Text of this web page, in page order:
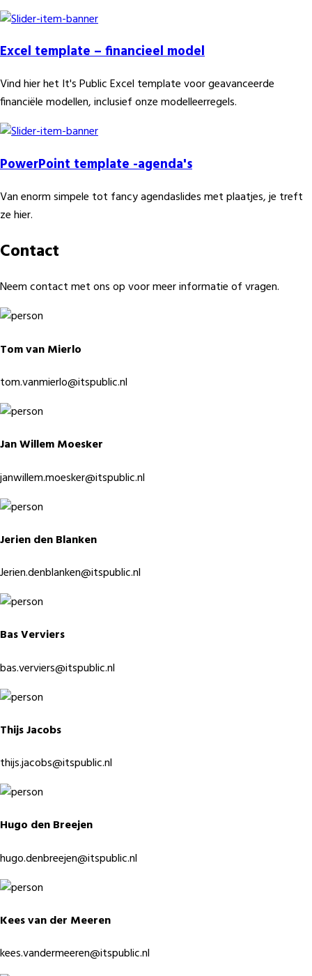
Excel template – financieel model
Vind hier het It's Public Excel template voor geavanceerde
financiële modellen, inclusief onze modelleerregels.
PowerPoint template -agenda's
Van enorm simpele tot fancy agendaslides met plaatjes, je treft
ze hier.
Contact
Neem contact met ons op voor meer informatie of vragen.
Tom van Mierlo
tom.vanmierlo@itspublic.nl
Jan Willem Moesker
janwillem.moesker@itspublic.nl
Jerien den Blanken
Jerien.denblanken@itspublic.nl
Bas Verviers
bas.verviers@itspublic.nl
Thijs Jacobs
thijs.jacobs@itspublic.nl
Hugo den Breejen
hugo.denbreejen@itspublic.nl
Kees van der Meeren
kees.vandermeeren@itspublic.nl